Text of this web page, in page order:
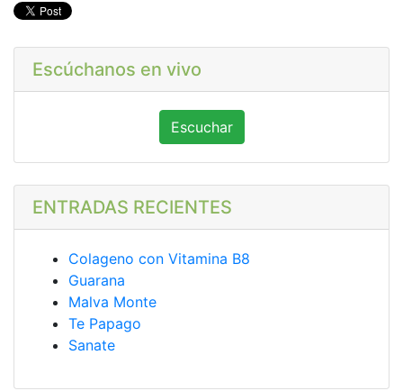
Escúchanos en vivo
Escuchar
ENTRADAS RECIENTES
Colageno con Vitamina B8
Guarana
Malva Monte
Te Papago
Sanate